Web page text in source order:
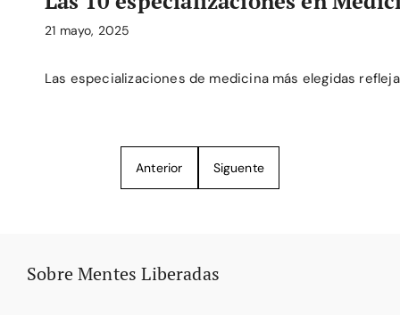
21 mayo, 2025
Las especializaciones de medicina más elegidas
Anterior Siguente
Sobre Mentes Liberadas